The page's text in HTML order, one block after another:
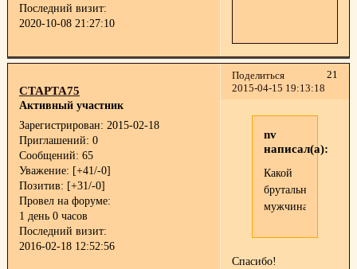
Последний визит:
2020-10-08 21:27:10
Поделиться
21
2015-04-15 19:13:18
СТАРТА75
Активный участник
Зарегистрирован: 2015-02-18
Приглашений: 0
Сообщений: 65
Уважение: [+41/-0]
Позитив: [+31/-0]
Провел на форуме:
1 день 0 часов
Последний визит:
2016-02-18 12:52:56
nv
написал(а):
Какой
брутальный
мужчина!
Спасибо!